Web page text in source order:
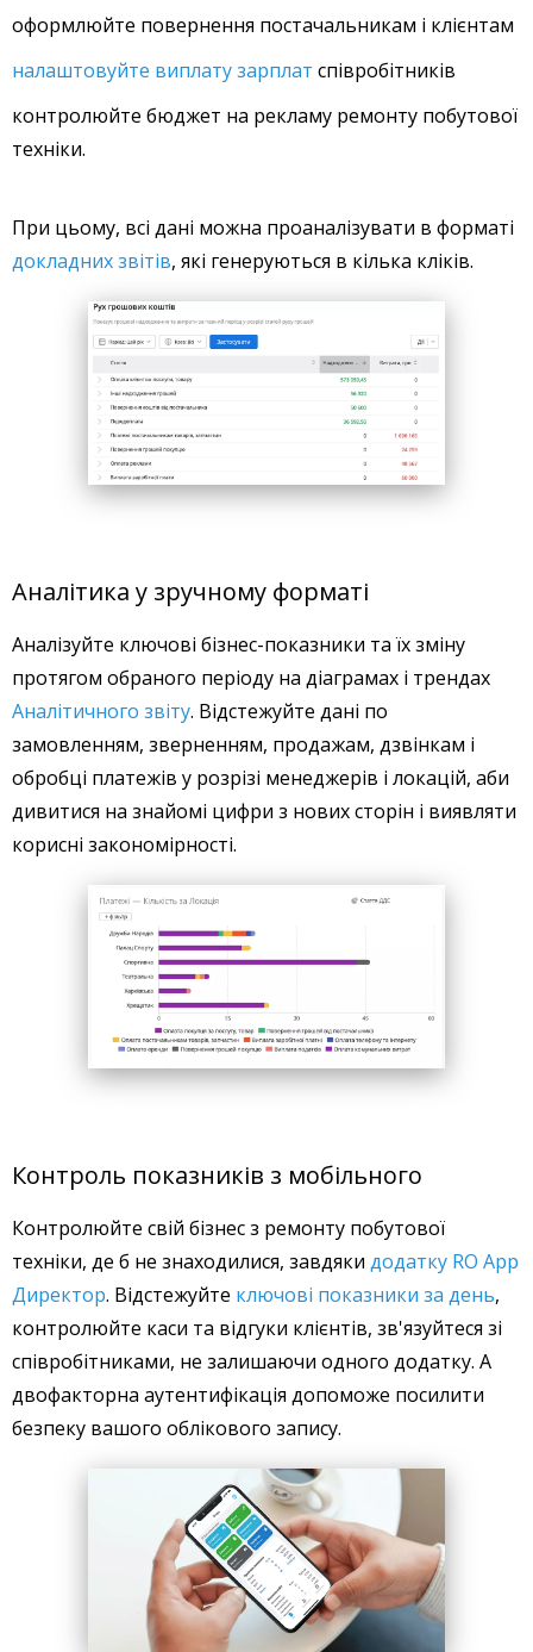
оформлюйте повернення постачальникам і клієнтам
налаштовуйте виплату зарплат співробітників
контролюйте бюджет на рекламу ремонту побутової
техніки.
При цьому, всі дані можна проаналізувати в форматі
докладних звітів, які генеруються в кілька кліків.
Аналітика у зручному форматі
Аналізуйте ключові бізнес-показники та їх зміну
протягом обраного періоду на діаграмах і трендах
Аналітичного звіту. Відстежуйте дані по
замовленням, зверненням, продажам, дзвінкам і
обробці платежів у розрізі менеджерів і локацій, аби
дивитися на знайомі цифри з нових сторін і виявляти
корисні закономірності.
Контроль показників з мобільного
Контролюйте свій бізнес з ремонту побутової
техніки, де б не знаходилися, завдяки додатку RO App
Директор. Відстежуйте ключові показники за день,
контролюйте каси та відгуки клієнтів, зв'язуйтеся зі
співробітниками, не залишаючи одного додатку. А
двофакторна аутентифікація допоможе посилити
безпеку вашого облікового запису.